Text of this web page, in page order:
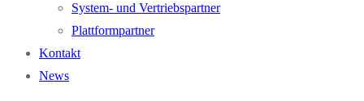
System- und Vertriebspartner
Plattformpartner
Kontakt
News